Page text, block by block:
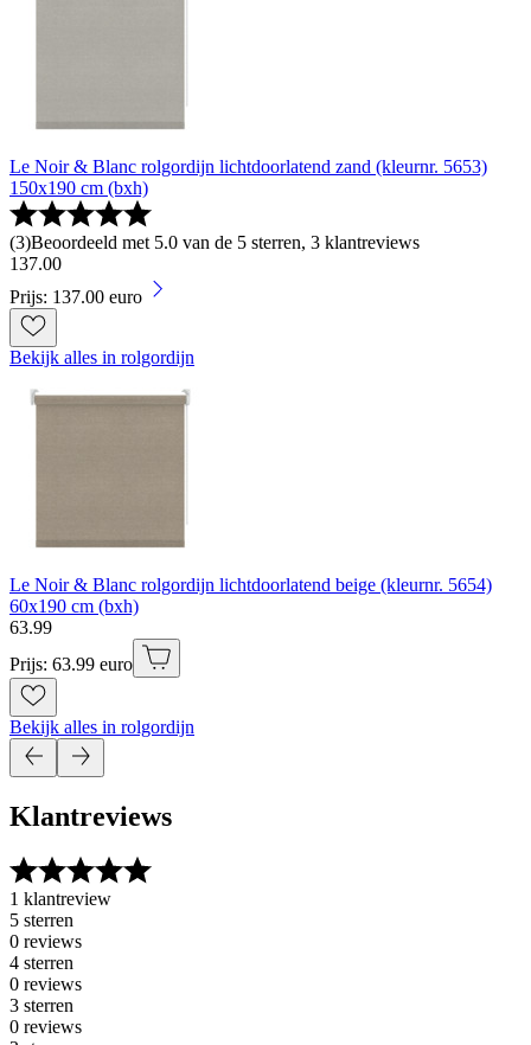
Le Noir & Blanc rolgordijn lichtdoorlatend zand (kleurnr. 5653)
150x190 cm (bxh)
(3)Beoordeeld met 5.0 van de 5 sterren, 3 klantreviews
137.00
Prijs: 137.00 euro
Bekijk alles in rolgordijn
Le Noir & Blanc rolgordijn lichtdoorlatend beige (kleurnr. 5654)
60x190 cm (bxh)
63.99
Prijs: 63.99 euro
Bekijk alles in rolgordijn
Klantreviews
1 klantreview
5 sterren
0 reviews
4 sterren
0 reviews
3 sterren
0 reviews